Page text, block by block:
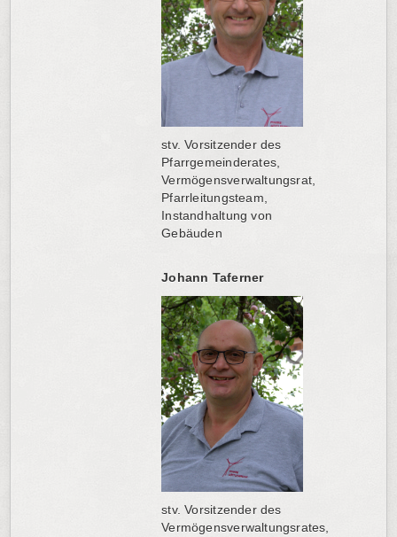
stv. Vorsitzender des
Pfarrgemeinderates,
Vermögensverwaltungsrat,
Pfarrleitungsteam,
Instandhaltung von
Gebäuden
Johann Taferner
stv. Vorsitzender des
Vermögensverwaltungsrates,